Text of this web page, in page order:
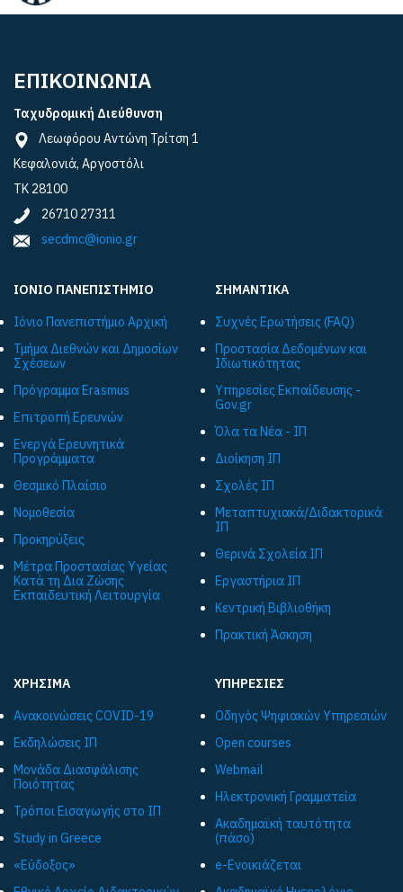
ΕΠΙΚΟΙΝΩΝΙΑ
Ταχυδρομική Διεύθυνση
Λεωφόρου Αντώνη Τρίτση 1
Κεφαλονιά, Αργοστόλι
ΤΚ 28100
26710 27311
secdmc@ionio.gr
ΙΟΝΙΟ ΠΑΝΕΠΙΣΤΗΜΙΟ
Ιόνιο Πανεπιστήμιο Αρχική
Τμήμα Διεθνών και Δημοσίων
Σχέσεων
Πρόγραμμα Εrasmus
Επιτροπή Ερευνών
Ενεργά Ερευνητικά
Προγράμματα
Θεσμικό Πλαίσιο
Νομοθεσία
Προκηρύξεις
Μέτρα Προστασίας Υγείας
Κατά τη Δια Ζώσης
Εκπαιδευτική Λειτουργία
ΣΗΜΑΝΤΙΚΑ
Συχνές Ερωτήσεις (FAQ)
Προστασία Δεδομένων και
Ιδιωτικότητας
Υπηρεσίες Εκπαίδευσης -
Gov.gr
Όλα τα Νέα - ΙΠ
Διοίκηση ΙΠ
Σχολές ΙΠ
Μεταπτυχιακά/Διδακτορικά
ΙΠ
Θερινά Σχολεία ΙΠ
Εργαστήρια ΙΠ
Κεντρική Βιβλιοθήκη
Πρακτική Άσκηση
ΧΡΗΣΙΜΑ
Ανακοινώσεις COVID-19
Εκδηλώσεις ΙΠ
Μονάδα Διασφάλισης
Ποιότητας
Τρόποι Εισαγωγής στο ΙΠ
Study in Greece
«Εύδοξος»
ΥΠΗΡΕΣΙΕΣ
Οδηγός Ψηφιακών Υπηρεσιών
Open courses
Webmail
Ηλεκτρονική Γραμματεία
Ακαδημαϊκή ταυτότητα
(πάσο)
e-Ενοικιάζεται